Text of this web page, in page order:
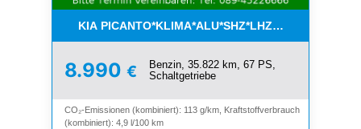
KIA PICANTO*KLIMA*ALU*SHZ*LHZ*BLUETOOTH*
8.990 €
Benzin, 35.822 km, 67 PS,
Schaltgetriebe
CO₂-Emissionen (kombiniert): 113 g/km, Kraftstoffverbrauch
(kombiniert): 4,9 l/100 km